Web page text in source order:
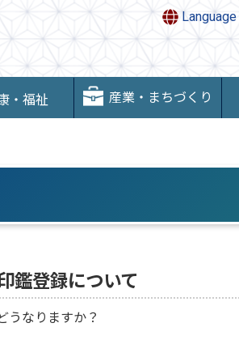
Language
・福祉 産業・まちづくり
鑑登録について
うなりますか？